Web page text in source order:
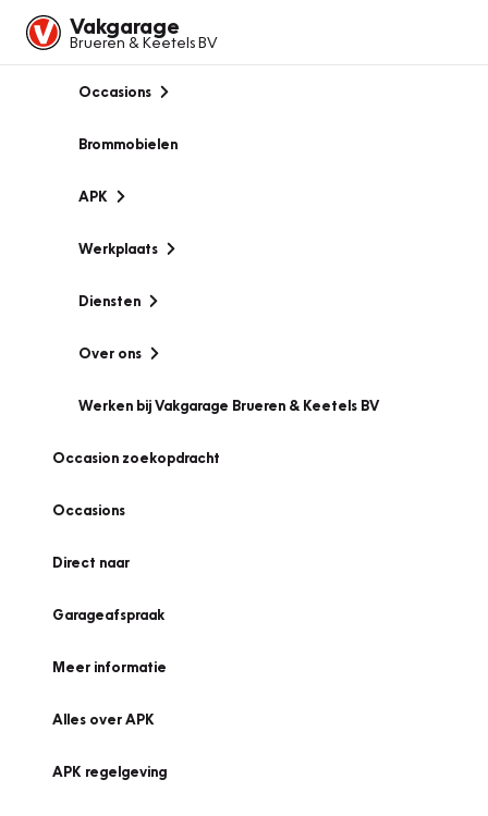
Vakgarage
Brueren & Keetels BV
Occasions
Brommobielen
APK
Werkplaats
Diensten
Over ons
Werken bij Vakgarage Brueren & Keetels BV
Occasion zoekopdracht
Occasions
Direct naar
Garageafspraak
Meer informatie
Alles over APK
APK regelgeving